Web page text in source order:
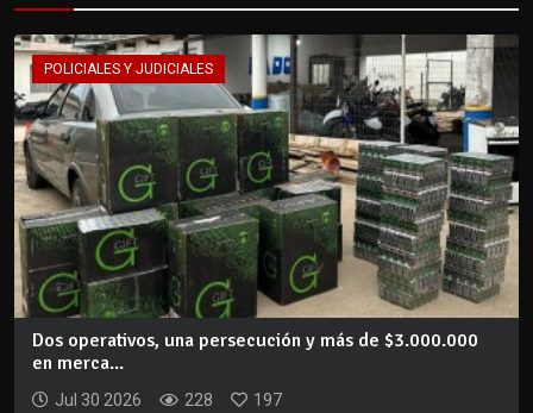
POLICIALES Y JUDICIALES
Dos operativos, una persecución y más de $3.000.000
en merca...
Jul 30 2026 228 197